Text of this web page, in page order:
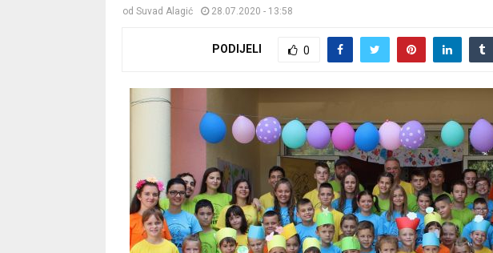
od Suvad Alagić 28.07.2020 - 13:58
PODIJELI 0